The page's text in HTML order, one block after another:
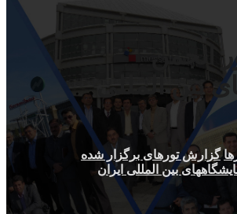
انجمن
بین المللی
گزارش تورهای برگزار شده
بین المللی ایران